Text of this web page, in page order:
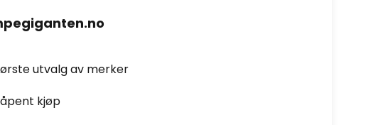
utvalg av merker
kjøp